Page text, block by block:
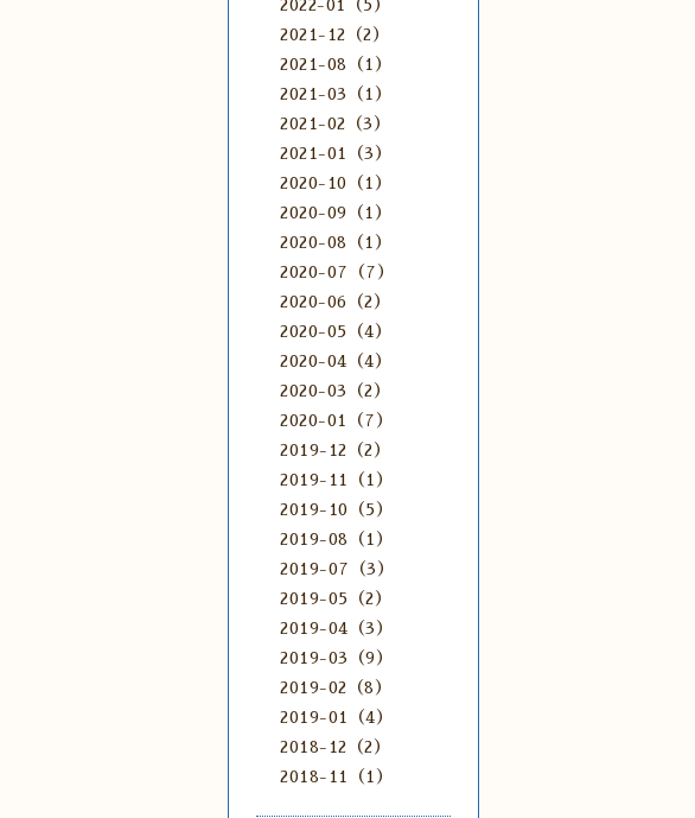
2022-01（5）
2021-12（2）
2021-08（1）
2021-03（1）
2021-02（3）
2021-01（3）
2020-10（1）
2020-09（1）
2020-08（1）
2020-07（7）
2020-06（2）
2020-05（4）
2020-04（4）
2020-03（2）
2020-01（7）
2019-12（2）
2019-11（1）
2019-10（5）
2019-08（1）
2019-07（3）
2019-05（2）
2019-04（3）
2019-03（9）
2019-02（8）
2019-01（4）
2018-12（2）
2018-11（1）